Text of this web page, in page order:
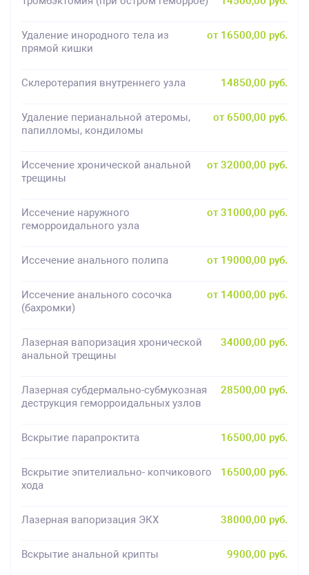
Удаление инородного тела из
прямой кишки
от 16500,00 руб.
Склеротерапия внутреннего узла 14850,00 руб.
Удаление перианальной атеромы,
папилломы, кондиломы
от 6500,00 руб.
Иссечение хронической анальной
трещины
от 32000,00 руб.
Иссечение наружного
геморроидального узла
от 31000,00 руб.
Иссечение анального полипа от 19000,00 руб.
Иссечение анального сосочка
(бахромки)
от 14000,00 руб.
Лазерная вапоризация хронической
анальной трещины
34000,00 руб.
Лазерная субдермально-субмукозная
деструкция геморроидальных узлов
28500,00 руб.
Вскрытие парапроктита 16500,00 руб.
Вскрытие эпителиально- копчикового
хода
16500,00 руб.
Лазерная вапоризация ЭКХ 38000,00 руб.
Вскрытие анальной крипты 9900,00 руб.